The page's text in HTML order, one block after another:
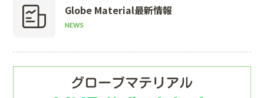
Globe Material最新情報
NEWS